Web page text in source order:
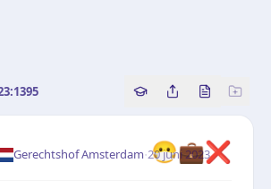
Copy source
Share this
Bekijk
😷💼❌
Gerechtshof Amsterdam·20 juni 2023